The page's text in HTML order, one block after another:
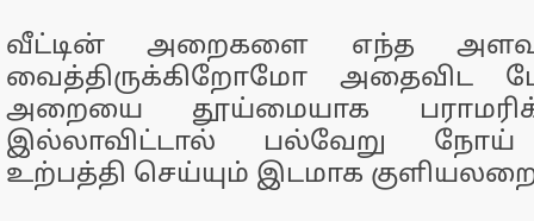
வீட்டின் அறைகளை எந்த
வைத்திருக்கிறோமோ அதைவிட
அறையை தூய்மையாக
இல்லாவிட்டால் பல்வேறு
உற்பத்தி செய்யும் இடமாக குளியலறை